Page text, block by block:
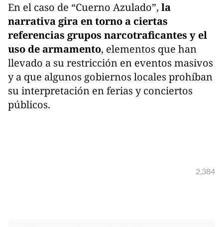
En el caso de “Cuerno Azulado”, la
narrativa gira en torno a ciertas
referencias grupos narcotraficantes y el
uso de armamento, elementos que han
llevado a su restricción en eventos masivos
y a que algunos gobiernos locales prohíban
su interpretación en ferias y conciertos
públicos.
2,384